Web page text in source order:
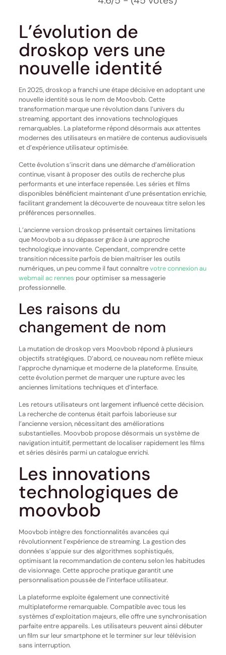
L’évolution de
droskop vers une
nouvelle identité
En 2025, droskop a franchi une étape décisive en adoptant une
nouvelle identité sous le nom de Moovbob. Cette
transformation marque une révolution dans l’univers du
streaming, apportant des innovations technologiques
remarquables. La plateforme répond désormais aux attentes
modernes des utilisateurs en matière de contenus audiovisuels
et d’expérience utilisateur optimisée.
Cette évolution s’inscrit dans une démarche d’amélioration
continue, visant à proposer des outils de recherche plus
performants et une interface repensée. Les séries et films
disponibles bénéficient maintenant d’une présentation enrichie,
facilitant grandement la découverte de nouveaux titre selon les
préférences personnelles.
L’ancienne version droskop présentait certaines limitations
que Moovbob a su dépasser grâce à une approche
technologique innovante. Cependant, comprendre cette
transition nécessite parfois de bien maîtriser les outils
numériques, un peu comme il faut connaîtrevotre connexion au
webmail ac rennes pour optimiser sa messagerie
professionnelle.
Les raisons du
changement de nom
La mutation de droskop vers Moovbob répond à plusieurs
objectifs stratégiques. D’abord, ce nouveau nom reflète mieux
l’approche dynamique et moderne de la plateforme. Ensuite,
cette évolution permet de marquer une rupture avec les
anciennes limitations techniques et d’interface.
Les retours utilisateurs ont largement influencé cette décision.
La recherche de contenus était parfois laborieuse sur
l’ancienne version, nécessitant des améliorations
substantielles. Moovbob propose désormais un système de
navigation intuitif, permettant de localiser rapidement les films
et séries désirés parmi un catalogue enrichi.
Les innovations
technologiques de
moovbob
Moovbob intègre des fonctionnalités avancées qui
révolutionnent l’expérience de streaming. La gestion des
données s’appuie sur des algorithmes sophistiqués,
optimisant la recommandation de contenu selon les habitudes
de visionnage. Cette approche pratique garantit une
personnalisation poussée de l’interface utilisateur.
La plateforme exploite également une connectivité
multiplateforme remarquable. Compatible avec tous les
systèmes d’exploitation majeurs, elle offre une synchronisation
parfaite entre appareils. Les utilisateurs peuvent ainsi débuter
un film sur leur smartphone et le terminer sur leur télévision
sans interruption.